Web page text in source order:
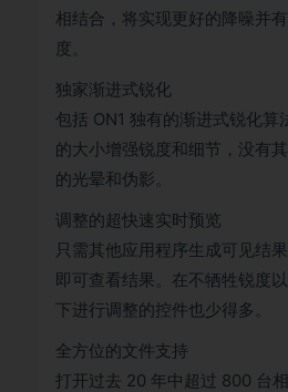
相结合，将实现更好的降噪并
度。
独家渐进式锐化
包括 ON1 独有的渐进式锐化算
的大小增强锐度和细节，没有
的光晕和伪影。
调整的超快速实时预览
只需其他应用程序生成可见结
即可查看结果。在不牺牲锐度
下进行调整的控件也少得多。
全方位的文件支持
打开过去 20 年中超过 800 台